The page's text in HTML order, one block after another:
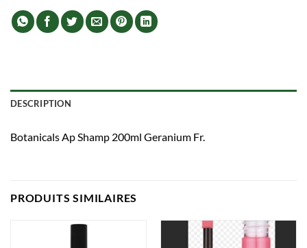
DESCRIPTION
Botanicals Ap Shamp 200ml Geranium Fr.
PRODUITS SIMILAIRES